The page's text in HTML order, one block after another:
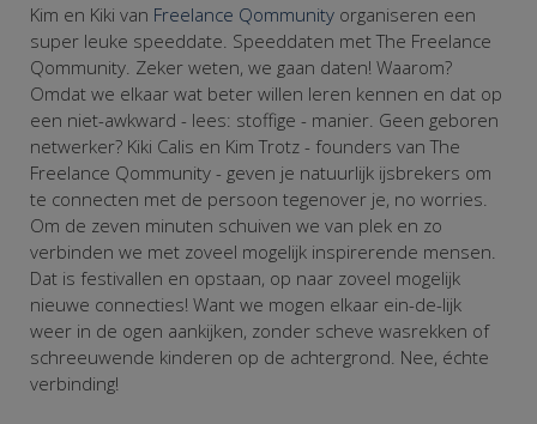
Kim en Kiki van Freelance Qommunity organiseren een
super leuke speeddate. Speeddaten met The Freelance
Qommunity. Zeker weten, we gaan daten! Waarom?
Omdat we elkaar wat beter willen leren kennen en dat op
een niet-awkward - lees: stoffige - manier. Geen geboren
netwerker? Kiki Calis en Kim Trotz - founders van The
Freelance Qommunity - geven je natuurlijk ijsbrekers om
te connecten met de persoon tegenover je, no worries.
Om de zeven minuten schuiven we van plek en zo
verbinden we met zoveel mogelijk inspirerende mensen.
Dat is festivallen en opstaan, op naar zoveel mogelijk
nieuwe connecties! Want we mogen elkaar ein-de-lijk
weer in de ogen aankijken, zonder scheve wasrekken of
schreeuwende kinderen op de achtergrond. Nee, échte
verbinding!